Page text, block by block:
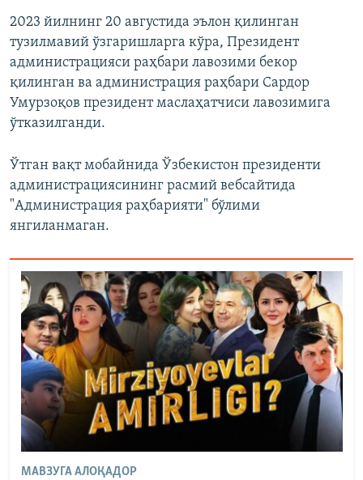
2023 йилнинг 20 августида эълон қилинган
тузилмавий ўзгаришларга кўра, Президент
администрацияси раҳбари лавозими бекор
қилинган ва администрация раҳбари Сардор
Умурзоқов президент маслаҳатчиси лавозимига
ўтказилганди.
Ўтган вақт мобайнида Ўзбекистон президенти
администрациясининг расмий вебсайтида
"Администрация раҳбарияти" бўлими
янгиланмаган.
МАВЗУГА АЛОҚАДОР